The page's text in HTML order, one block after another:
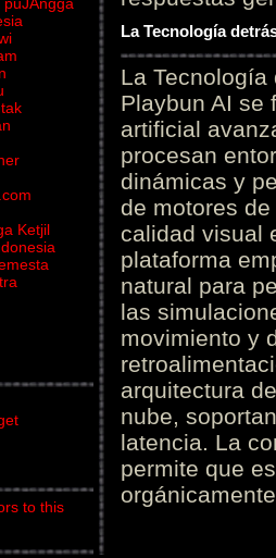
Ketjil
La Tecnología
La
Playbun AI se
artificial
procesan
dinámicas y
de motores
calidad visual
plataforma
natural para
las
movimiento y
arquitectura
nube,
latencia. La
permite que